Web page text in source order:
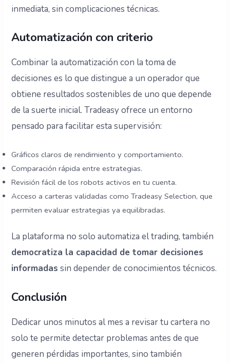
inmediata, sin complicaciones técnicas.
Automatización con criterio
Combinar la automatización con la toma de
decisiones es lo que distingue a un operador que
obtiene resultados sostenibles de uno que depende
de la suerte inicial. Tradeasy ofrece un entorno
pensado para facilitar esta supervisión:
Gráficos claros de rendimiento y comportamiento.
Comparación rápida entre estrategias.
Revisión fácil de los robots activos en tu cuenta.
Acceso a carteras validadas como Tradeasy Selection, que
permiten evaluar estrategias ya equilibradas.
La plataforma no solo automatiza el trading, también
democratiza la capacidad de tomar decisiones
informadas sin depender de conocimientos técnicos.
Conclusión
Dedicar unos minutos al mes a revisar tu cartera no
solo te permite detectar problemas antes de que
generen pérdidas importantes, sino también